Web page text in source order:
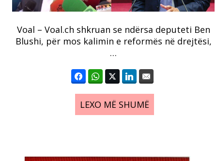
Voal – Voal.ch shkruan se ndërsa deputeti Ben
Blushi, për mos kalimin e reformës në drejtësi,
…
LEXO MË SHUMË